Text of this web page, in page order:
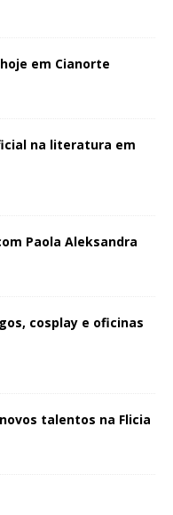
em Cianorte
na literatura em
Paola Aleksandra
cosplay e oficinas
talentos na Flicia